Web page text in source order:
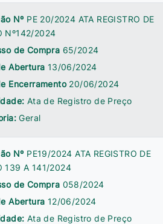
Nº PE 20/2024 ATA REGISTRO DE
Nº142/2024
de Compra 65/2024
Abertura 13/06/2024
Encerramento 20/06/2024
Ata de Registro de Preço
Geral
Nº PE19/2024 ATA REGISTRO DE
139 A 141/2024
de Compra 058/2024
Abertura 12/06/2024
Ata de Registro de Preço